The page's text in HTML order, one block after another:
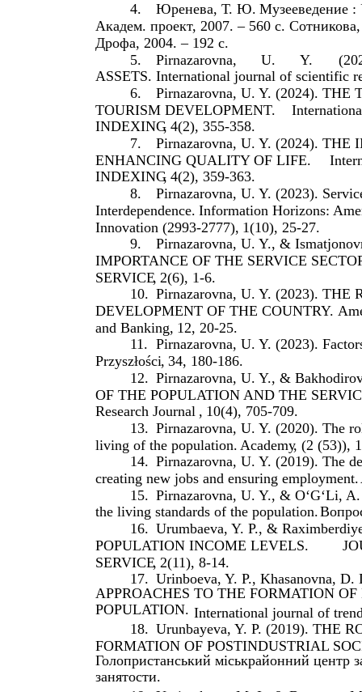
4.
Юренева, Т. Ю. Музееведение
Академ. проект, 2007. – 560 с.
Дрофа, 2004. – 192 с.
5.
Pirnazarovna, U. Y.
ASSETS. International journal of scientific
6.
Pirnazarovna, U. Y. (2024).
TOURISM DEVELOPMENT.
INDEXING, 4(2), 355-358.
7.
Pirnazarovna, U. Y. (2024).
ENHANCING QUALITY OF LIFE.
INDEXING, 4(2), 359-363.
8.
Pirnazarovna, U. Y. (2023).
Interdependence. Information Horizons:
Innovation (2993-2777), 1(10), 25-27.
9.
Pirnazarovna, U. Y., &
IMPORTANCE OF THE SERVICE
SERVICE, 2(6), 1-6.
10. Pirnazarovna, U. Y. (2023). THE
DEVELOPMENT OF THE COUNTRY.
and Banking, 12, 20-25.
11. Pirnazarovna, U. Y. (2023).
Przyszłości, 34, 180-186.
12. Pirnazarovna, U. Y., &
OF THE POPULATION AND THE
Research Journal , 10(4), 705-709.
13. Pirnazarovna, U. Y. (2020). The
living of the population. Academy, (2 (53)),
14. Pirnazarovna, U. Y. (2019). The
creating new jobs and ensuring employment.
15. Pirnazarovna, U. Y., & O‘G‘Li,
the living standards of the population.
16. Urumbaeva, Y. P., &
POPULATION INCOME LEVELS.
SERVICE, 2(11), 8-14.
17. Urinboeva, Y. P., Khasanovna,
APPROACHES TO THE FORMATION
POPULATION. International journal of
18. Urunbayeva, Y. P. (2019). THE
FORMATION OF POSTINDUSTRIAL
Голопристанський міськрайонний центр
занятости.